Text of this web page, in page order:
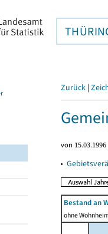
Zurück |
von
▸
Bestand an
ohne